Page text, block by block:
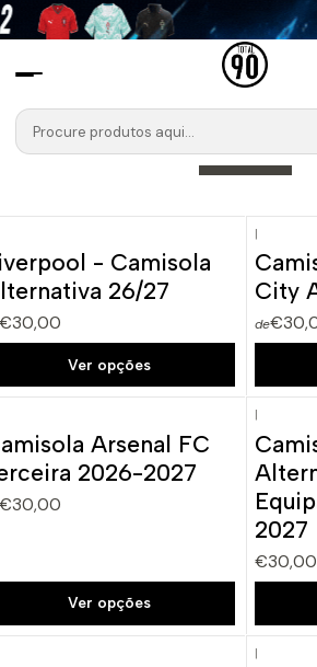
Início Camisolas
Premier
Filtros
Novo
- Camisola
26/27
€30,00
Ver opções
|
City
de
Novo
Arsenal FC
2026-2027
€30,00
Ver opções
|
2027
€30,00
|